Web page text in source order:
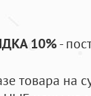
10%-
товара на